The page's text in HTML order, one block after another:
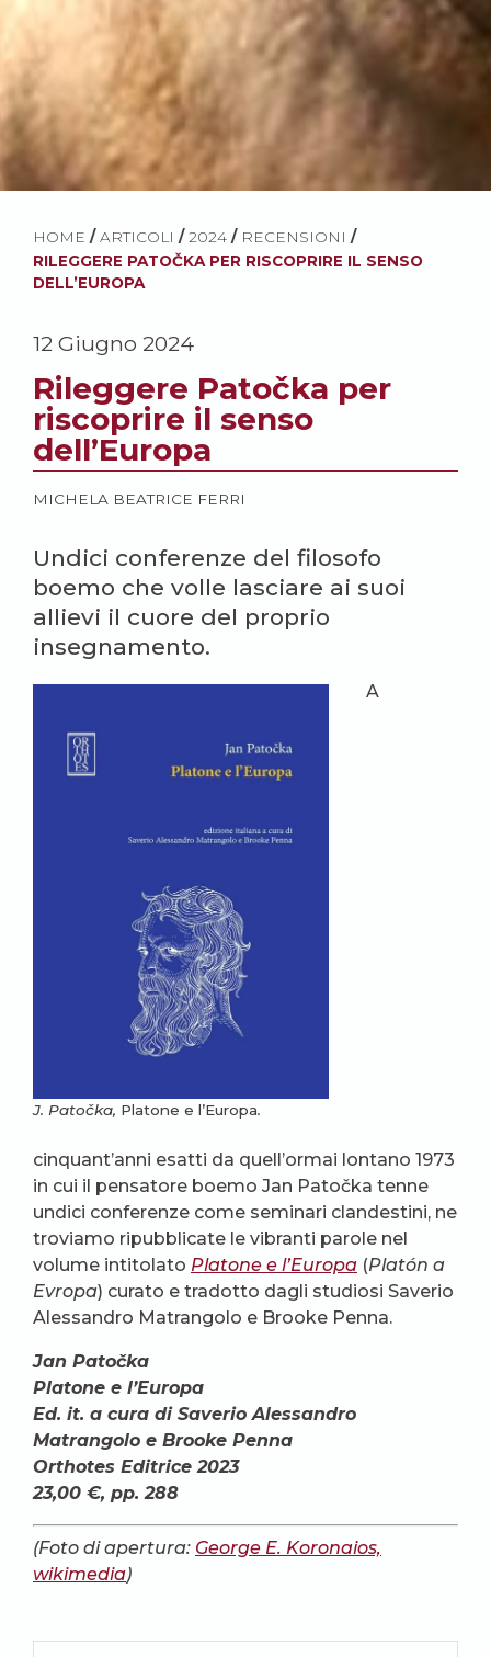
HOME / ARTICOLI / 2024 / RECENSIONI /
RILEGGERE PATOČKA PER RISCOPRIRE IL SENSO
DELL’EUROPA
12 Giugno 2024
Rileggere Patočka per
riscoprire il senso
dell’Europa
MICHELA BEATRICE FERRI
Undici conferenze del filosofo
boemo che volle lasciare ai suoi
allievi il cuore del proprio
insegnamento.
J. Patočka, Platone e l’Europa.
A
cinquant’anni esatti da quell’ormai lontano 1973
in cui il pensatore boemo Jan Patočka tenne
undici conferenze come seminari clandestini, ne
troviamo ripubblicate le vibranti parole nel
volume intitolato Platone e l’Europa (Platón a
Evropa) curato e tradotto dagli studiosi Saverio
Alessandro Matrangolo e Brooke Penna.
Jan Patočka
Platone e l’Europa
Ed. it. a cura di Saverio Alessandro
Matrangolo e Brooke Penna
Orthotes Editrice2023
23,00 €, pp. 288
(Foto di apertura: George E. Koronaios,
wikimedia)